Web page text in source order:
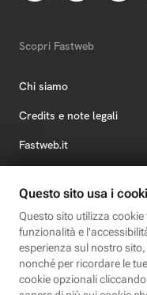
Scopri Fastweb
Chi siamo
Credits e note legali
Fastweb.it
Fastweb Digital Academy
STEP FuturAbility District